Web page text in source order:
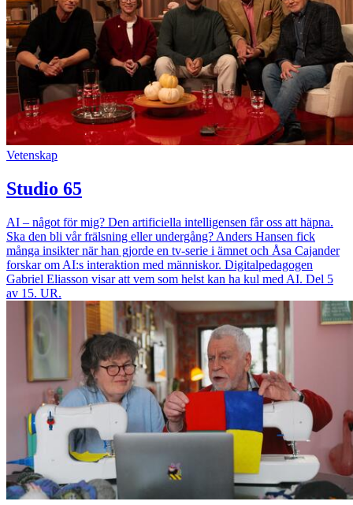
Vetenskap
Studio 65
AI – något för mig? Den artificiella intelligensen får oss att häpna.
Ska den bli vår frälsning eller undergång? Anders Hansen fick
många insikter när han gjorde en tv-serie i ämnet och Åsa Cajander
forskar om AI:s interaktion med människor. Digitalpedagogen
Gabriel Eliasson visar att vem som helst kan ha kul med AI. Del 5
av 15. UR.